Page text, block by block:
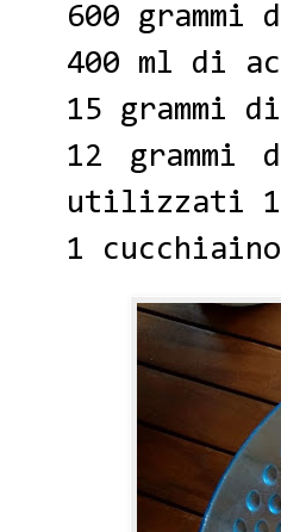
600
400 ml di
15 grammi
12
utilizzati
1